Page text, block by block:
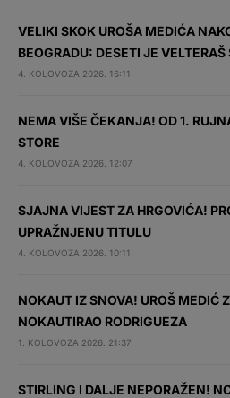
VELIKI SKOK UROŠA MEDIĆA
BEOGRADU: DESETI JE
4. KOLOVOZA 2026. 16:11
NEMA VIŠE ČEKANJA! OD 1.
STORE
4. KOLOVOZA 2026. 12:07
SJAJNA VIJEST ZA HRGOVIĆA!
UPRAŽNJENU TITULU
4. KOLOVOZA 2026. 10:11
NOKAUT IZ SNOVA! UROŠ MEDIĆ
NOKAUTIRAO RODRIGUEZA
1. KOLOVOZA 2026. 21:37
STIRLING I DALJE NEPORAŽEN!